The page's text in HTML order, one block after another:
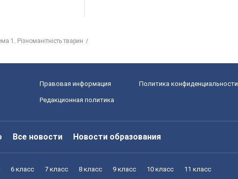
1. Різноманітність тварин
Правовая информация Политика конфиденциальности
Редакционная политика
Все новости Новости образования
6 класс 7 класс 8 класс 9 класс 10 класс 11 класс